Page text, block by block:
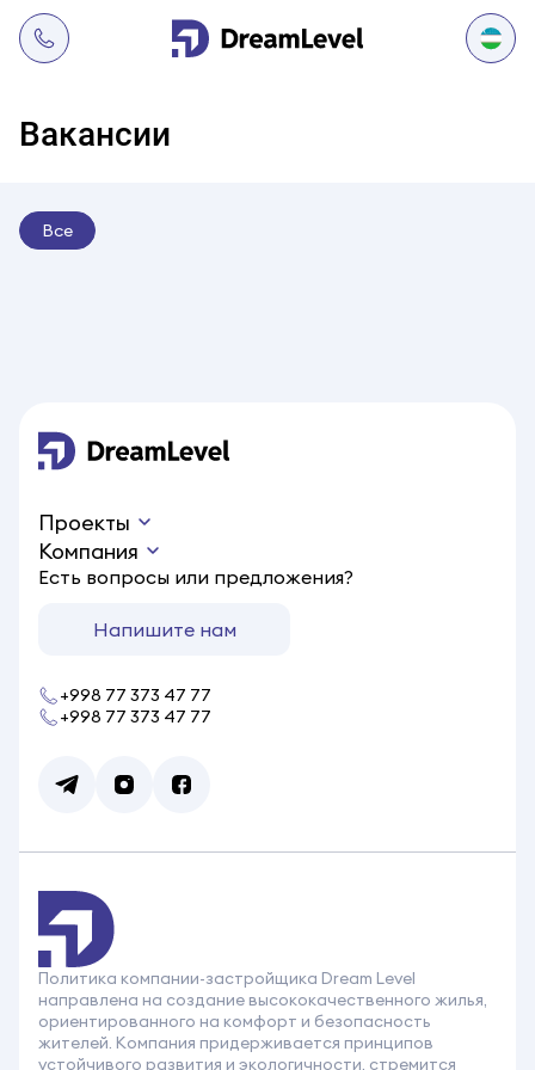
Вакансии
Все
Есть вопросы или предложения?
Напишите нам
+998 77 373 47 77
+998 77 373 47 77
Проекты
Компания
Политика компании-застройщика Dream Level
направлена на создание высококачественного жилья,
ориентированного на комфорт и безопасность
жителей. Компания придерживается принципов
устойчивого развития и экологичности, стремится